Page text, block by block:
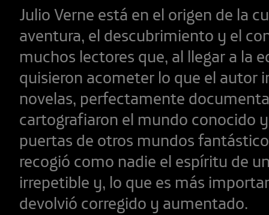
Julio Verne está en el origen de la
aventura, el descubrimiento y el
muchos lectores que, al llegar a la
quisieron acometer lo que el autor
novelas, perfectamente
cartografiaron el mundo conocido
puertas de otros mundos
recogió como nadie el espíritu de
irrepetible y, lo que es más
devolvió corregido y aumentado.